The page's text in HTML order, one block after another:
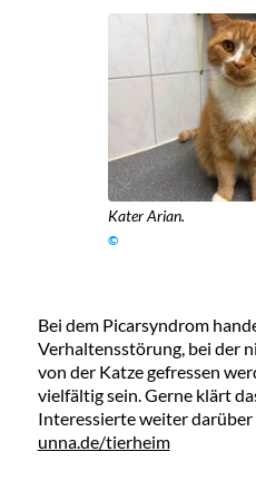
Kater Arian.
©
Bei dem Picarsyndrom
Verhaltensstörung, bei der
von der Katze gefressen
vielfältig sein. Gerne klärt
Interessierte weiter darüber
unna.de/tierheim